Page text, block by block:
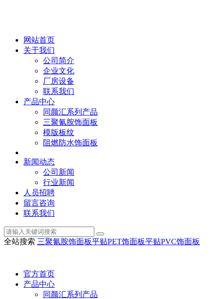
网站首页
关于我们
公司简介
企业文化
厂房设备
联系我们
产品中心
同颜汇系列产品
三聚氰胺饰面板
模版板纹
阻燃防水饰面板
新闻动态
公司新闻
行业新闻
人员招聘
留言咨询
联系我们
全站搜索 三聚氰胺饰面板平贴PET饰面板平贴PVC饰面板
官方首页
产品中心
同颜汇系列产品